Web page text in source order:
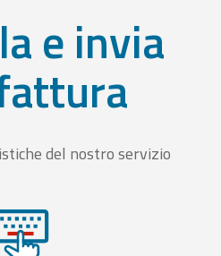
e invia
del nostro servizio